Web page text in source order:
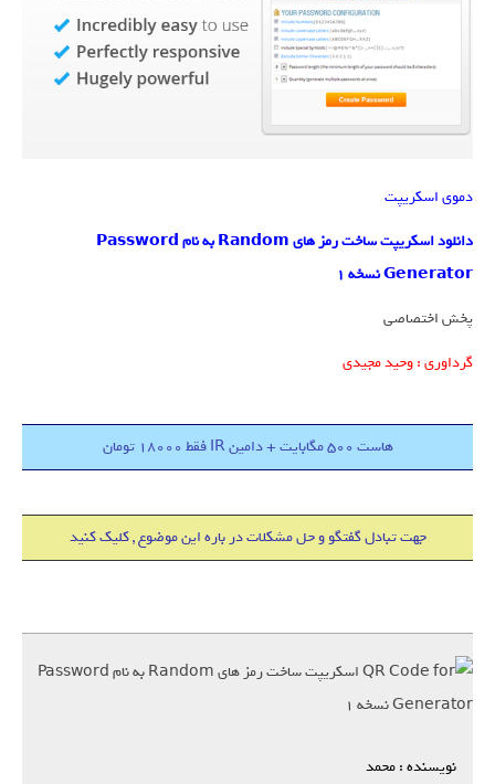
دموی اسکریپت
دانلود اسکریپت ساخت رمز های Random به نام Password
Generator نسخه ۱
پخش اختصاصی
گرداوری : وحید مجیدی
هاست 500 مگابایت + دامین IR فقط 18000 تومان
جهت تبادل گفتگو و حل مشکلات در باره این موضوع , کلیک کنید
نویسنده : محمد